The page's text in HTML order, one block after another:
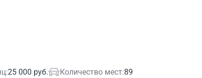
25 000 руб. Количество мест:89